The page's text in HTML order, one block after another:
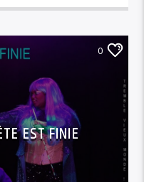
0
EST FINIE